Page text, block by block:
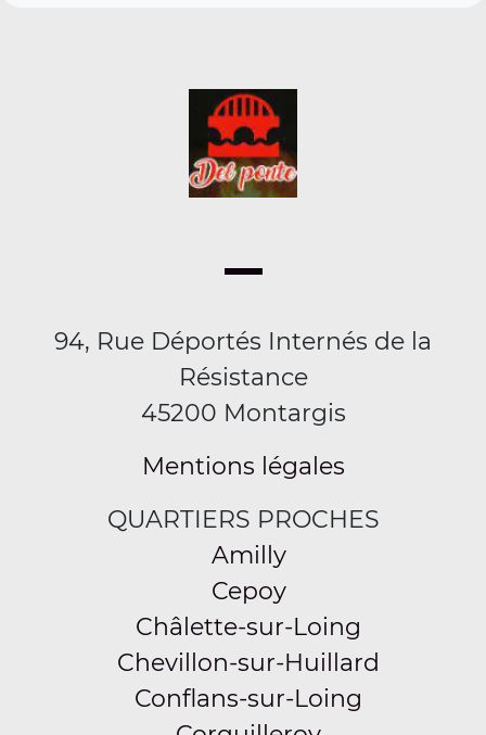
94, Rue Déportés Internés de la
Résistance
45200 Montargis
Mentions légales
QUARTIERS PROCHES
Amilly
Cepoy
Châlette-sur-Loing
Chevillon-sur-Huillard
Conflans-sur-Loing